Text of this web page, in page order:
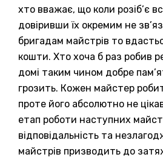
хто вважає, що коли розіб’є
довіривши їх окремим не
бригадам майстрів то
кошти. Хто хоча б раз робив
домі таким чином добре
грозить. Кожен майстер
проте його абсолютно не
етап роботи наступних
відповідальність та
майстрів призводить до